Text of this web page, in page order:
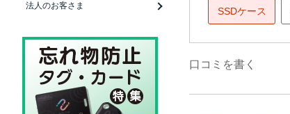
SSDケース
口コミを書く
法人のお客さま